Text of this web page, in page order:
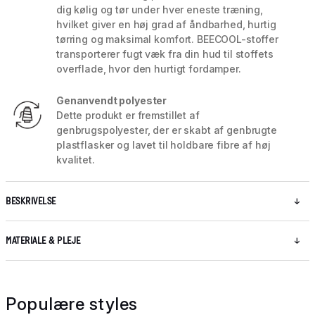
dig kølig og tør under hver eneste træning,
hvilket giver en høj grad af åndbarhed, hurtig
tørring og maksimal komfort. BEECOOL-stoffer
transporterer fugt væk fra din hud til stoffets
overflade, hvor den hurtigt fordamper.
Genanvendt polyester
Dette produkt er fremstillet af
genbrugspolyester, der er skabt af genbrugte
plastflasker og lavet til holdbare fibre af høj
kvalitet.
BESKRIVELSE
MATERIALE & PLEJE
Populære styles